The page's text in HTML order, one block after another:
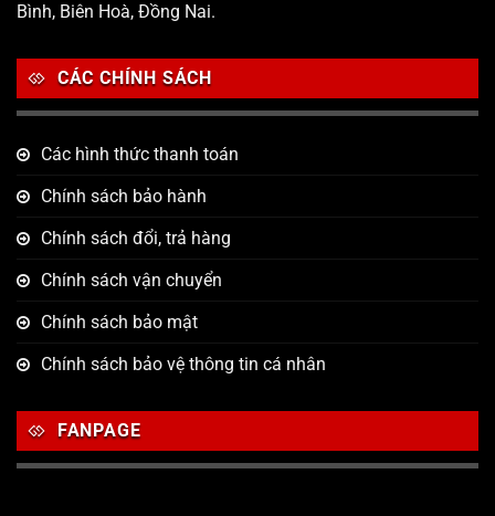
Bình, Biên Hoà, Đồng Nai.
CÁC CHÍNH SÁCH
Các hình thức thanh toán
Chính sách bảo hành
Chính sách đổi, trả hàng
Chính sách vận chuyển
Chính sách bảo mật
Chính sách bảo vệ thông tin cá nhân
FANPAGE